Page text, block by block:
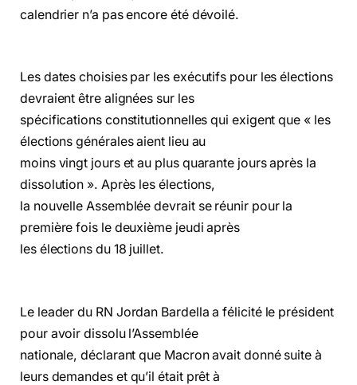
calendrier n’a pas encore été dévoilé.
Les dates choisies par les exécutifs pour les élections
devraient être alignées sur les
spécifications constitutionnelles qui exigent que « les
élections générales aient lieu au
moins vingt jours et au plus quarante jours après la
dissolution ». Après les élections,
la nouvelle Assemblée devrait se réunir pour la
première fois le deuxième jeudi après
les élections du 18 juillet.
Le leader du RN Jordan Bardella a félicité le président
pour avoir dissolu l’Assemblée
nationale, déclarant que Macron avait donné suite à
leurs demandes et qu’il était prêt à